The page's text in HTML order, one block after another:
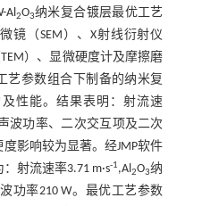
Al2O3纳米复合镀层最优工艺
镜（SEM）、X射线衍射仪
）、显微硬度计及摩擦磨
艺参数组合下制备的纳米复
性能。结果表明：射流速
波功率、二次交互项及二次
影响较为显著。经JMP软件
射流速率3.71 m·s-1,Al2O3纳
功率210 W。最优工艺参数